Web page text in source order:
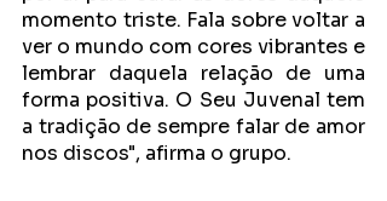
momento triste. Fala sobre voltar a
ver o mundo com cores vibrantes e
lembrar daquela relação de uma
forma positiva. O Seu Juvenal tem
a tradição de sempre falar de amor
nos discos", afirma o grupo.